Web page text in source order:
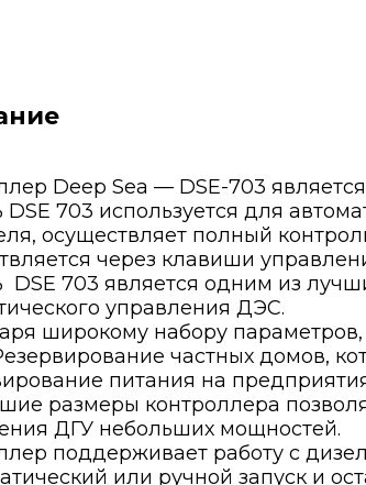
Deep Sea — DSE-703
703 используется для
осуществляет полный
через клавиши
703 является одним из
управления ДЭС.
широкому набору
частных домов,
питания на
размеры контроллера
ДГУ небольших мощностей.
поддерживает работу с
или ручной запуск и